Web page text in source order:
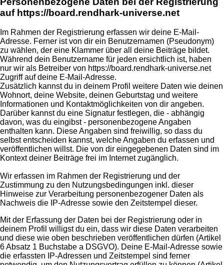
auf https://board.rendhark-universe.net
Im Rahmen der Registrierung erfassen wir deine E-Mail-
Adresse. Ferner ist von dir ein Benutzernamen (Pseudonym)
zu wählen, der eine Klammer über all deine Beiträge bildet.
Während dein Benutzername für jeden ersichtlich ist, haben
nur wir als Betreiber von https://board.rendhark-universe.net
Zugriff auf deine E-Mail-Adresse.
Zusätzlich kannst du in deinem Profil weitere Daten wie deinen
Wohnort, deine Website, deinen Geburtstag und weitere
Informationen und Kontaktmöglichkeiten von dir angeben.
Darüber kannst du eine Signatur festlegen, die - abhängig
davon, was du eingibst - personenbezogene Angaben
enthalten kann. Diese Angaben sind freiwillig, so dass du
selbst entscheiden kannst, welche Angaben du erfassen und
veröffentlichen willst. Die von dir eingegebenen Daten sind im
Kontext deiner Beiträge frei im Internet zugänglich.
Wir erfassen im Rahmen der Registrierung und der
Zustimmung zu den Nutzungsbedingungen inkl. dieser
Hinweise zur Verarbeitung personenbezogener Daten als
Nachweis die IP-Adresse sowie den Zeitstempel dieser.
Mit der Erfassung der Daten bei der Registrierung oder in
deinem Profil willigst du ein, dass wir diese Daten verarbeiten
und diese wie oben beschrieben veröffentlichen dürfen (Artikel
6 Absatz 1 Buchstabe a DSGVO). Deine E-Mail-Adresse sowie
die erfassten IP-Adressen und Zeitstempel sind ferner